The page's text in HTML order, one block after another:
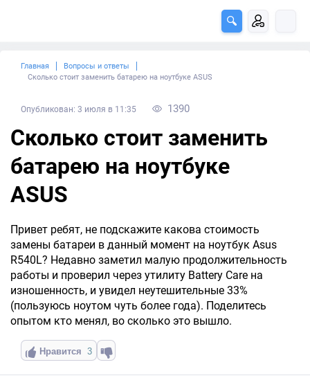
Главная
Вопросы и ответы
Сколько стоит заменить батарею на ноутбуке ASUS
Опубликован: 3 июля в 11:35 1390
Сколько стоит заменить
батарею на ноутбуке
ASUS
Привет ребят, не подскажите какова стоимость
замены батареи в данный момент на ноутбук Asus
R540L? Недавно заметил малую продолжительность
работы и проверил через утилиту Battery Care на
изношенность, и увидел неутешительные 33%
(пользуюсь ноутом чуть более года). Поделитесь
опытом кто менял, во сколько это вышло.
Нравится 3